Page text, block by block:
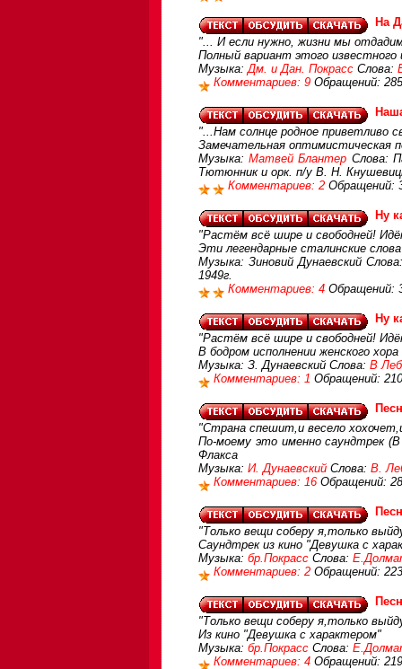
На
"... И если нужно, жизни мы
Полный вариант этого
Музыка:Дм. и Дан. Покрасс Слова:
Комментариев: 9 Обращений:
"...Нам солнце родное приветливо
Замечательная оптимистическая
Музыка:Матвей Блантер Слова:
Тютюнник и орк. п/у В. Н.
Комментариев: 2 Обращений:
Ну
"Растём всё шире и свободней!
Эти легендарные сталинские
Музыка: Зиновий Дунаевский
1949г.
Комментариев: 4 Обращений:
Ну
"Растём всё шире и свободней!
В бодром исполнении женского хора
Музыка: З. Дунаевский Слова: В
Комментариев: 1 Обращений:
"Страна спешит,и весело
По-моему это именно саундтрек
Флакса
Музыка: И. Дунаевский Слова: В.
Комментариев: 16 Обращений:
"Только вещи соберу я,только
Саундтрек из кино "Девушка с
Музыка: бр.Покрасс Слова:
Комментариев: 2 Обращений:
"Только вещи соберу я,только
Из кино "Девушка с характером"
Музыка: бр.Покрасс Слова:
Комментариев: 4 Обращений: